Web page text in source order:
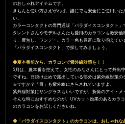
のおしゃれアイテムです。
きちんと使い方さえ守れば、誰にでも安全にご使用い
い。
カラーコンタクトの専門通販「パラダイスコンタクト」
タレントさんやモデルさんたち愛用のカラコンも激安
り、度無し、ワンデー、カラー色も豊富に取り揃えて
「パラダイスコンタクト」で探してみましょう。
◆夏本番前から、カラコンで紫外線対策を！！
5月は、夏本番を控えて、女性のみなさんにとって外出
ですね。日焼け止めで露出している部分は紫外線対策
夫ですか？「目」も紫外線にさらされていますよ。
紫外線対策にサングラスもいいですが、折角のアイ・メ
そんな時におすすめなのが、UVカット効果のあるカラ
のカラコンをお試しくださいね。
◆「パラダイスコンタクト」のカラコンは、おしゃれな